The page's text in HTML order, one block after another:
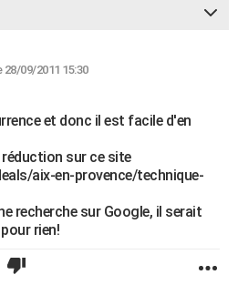
09/2011 15:30
et donc il est facile d'en
réduction sur ce site
aix-en-provence/technique-
recherche sur Google, il serait
rien!